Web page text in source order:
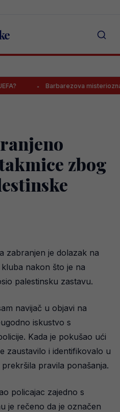
Barbarezova misteriozna
zbog
zabranjen je dolazak na
nakon što je na
palestinsku zastavu.
navijač u objavi na
iskustvo s
Kada je pokušao ući
zaustavilo i identifikovalo u
pravila ponašanja.
policajac zajedno s
je rečeno da je označen